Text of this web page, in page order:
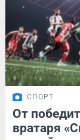
СПОРТ
От
вратаря